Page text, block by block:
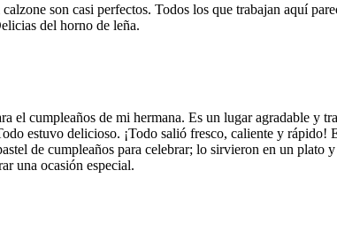
son casi perfectos. Todos los que trabajan aquí
del horno de leña.
el cumpleaños de mi hermana. Es un lugar agradable
estuvo delicioso. ¡Todo salió fresco, caliente y
de cumpleaños para celebrar; lo sirvieron en un
una ocasión especial.